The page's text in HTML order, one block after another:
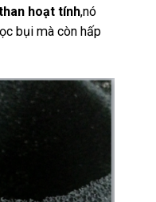
hoạt tính,nó
bụi mà còn hấp